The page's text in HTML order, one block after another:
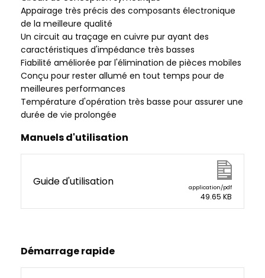
Appairage très précis des composants électronique
de la meilleure qualité
Un circuit au traçage en cuivre pur ayant des
caractéristiques d'impédance très basses
Fiabilité améliorée par l'élimination de pièces mobiles
Conçu pour rester allumé en tout temps pour de
meilleures performances
Température d'opération très basse pour assurer une
durée de vie prolongée
Manuels d'utilisation
Guide d'utilisation application/pdf
49.65 KB
Démarrage rapide